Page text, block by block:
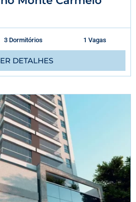
3 Dormitórios 1 Vagas
DETALHES